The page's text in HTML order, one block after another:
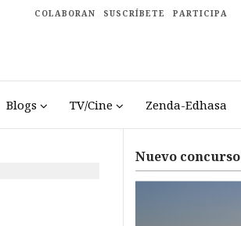
COLABORAN SUSCRÍBETE PARTICIPA
Blogs TV/Cine Zenda-Edhasa
Nuevo concurso